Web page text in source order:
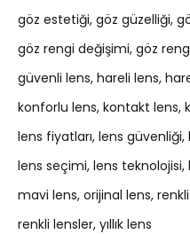
göz estetiği göz güzelliği
göz rengi değişimi göz
güvenli lens hareli lens
konforlu lens kontakt lens
lens fiyatları lens güvenliği
lens seçimi lens teknolojisi
mavi lens orijinal lens
renkli lensler yıllık lens